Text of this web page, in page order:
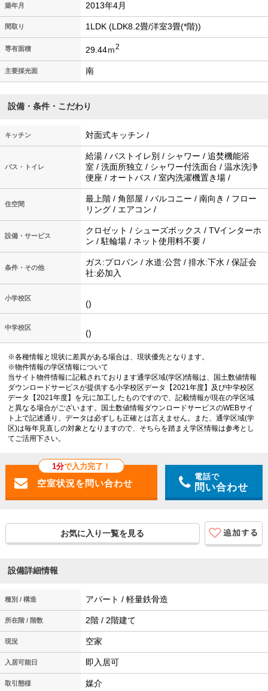
築年月 2013年4月
間取り 1LDK (LDK8.2畳/洋室3畳(*階))
専有面積 29.44ｍ2
主要採光面 南
設備・条件・こだわり
キッチン 対面式キッチン /
バス・トイレ
給湯 / バストイレ別 / シャワー / 追焚機能浴
室 / 洗面所独立 / シャワー付洗面台 / 温水洗浄
便座 / オートバス / 室内洗濯機置き場 /
住空間
最上階 / 角部屋 / バルコニー / 南向き / フロー
リング / エアコン /
設備・サービス
クロゼット / シューズボックス / TVインターホ
ン / 駐輪場 / ネット使用料不要 /
条件・その他
ガス:プロパン / 水道:公営 / 排水:下水 / 保証会
社:必加入
小学校区
()
中学校区
()
※各種情報と現状に差異がある場合は、現状優先となります。
※物件情報の学区情報について
当サイト物件情報に記載されております通学区域(学区)情報は、国土数値情報
ダウンロードサービスが提供する小学校区データ【2021年度】及び中学校区
データ【2021年度】を元に加工したものですので、記載情報が現在の学区域
と異なる場合がございます。国土数値情報ダウンロードサービスのWEBサイ
ト上で記述通り、データは必ずしも正確とは言えません。また、通学区域(学
区)は毎年見直しの対象となりますので、そちらを踏まえ学区情報は参考とし
てご活用下さい。
1分で入力完了！
電話で
問い合わせ
お気に入り一覧を見る
設備詳細情報
種別 / 構造 アパート / 軽量鉄骨造
所在階 / 階数 2階 / 2階建て
現況 空家
入居可能日 即入居可
取引態様 媒介